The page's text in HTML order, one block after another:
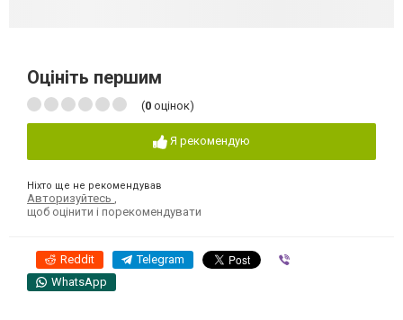
Оцініть першим
(0 оцінок)
Я рекомендую
Ніхто ще не рекомендував
Авторизуйтесь
щоб оцінити і порекомендувати
Reddit Telegram
WhatsApp